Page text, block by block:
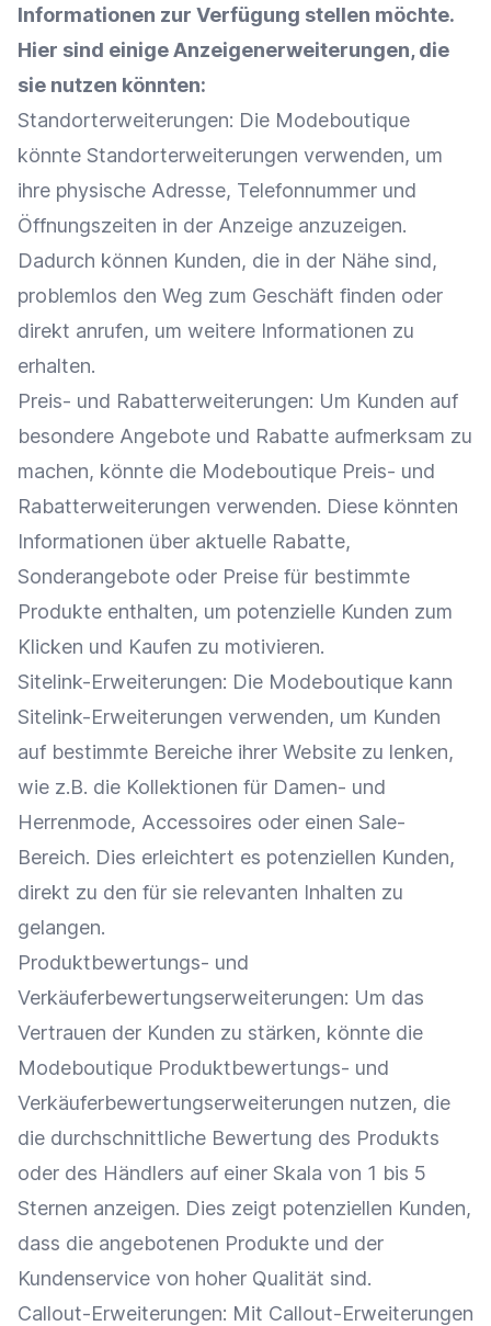
Informationen zur Verfügung stellen möchte.
Hier sind einige Anzeigenerweiterungen, die
sie nutzen könnten:
Standorterweiterungen: Die Modeboutique
könnte Standorterweiterungen verwenden, um
ihre physische Adresse, Telefonnummer und
Öffnungszeiten in der Anzeige anzuzeigen.
Dadurch können Kunden, die in der Nähe sind,
problemlos den Weg zum Geschäft finden oder
direkt anrufen, um weitere Informationen zu
erhalten.
Preis- und Rabatterweiterungen: Um Kunden auf
besondere Angebote und Rabatte aufmerksam zu
machen, könnte die Modeboutique Preis- und
Rabatterweiterungen verwenden. Diese könnten
Informationen über aktuelle Rabatte,
Sonderangebote oder Preise für bestimmte
Produkte enthalten, um potenzielle Kunden zum
Klicken und Kaufen zu motivieren.
Sitelink-Erweiterungen: Die Modeboutique kann
Sitelink-Erweiterungen verwenden, um Kunden
auf bestimmte Bereiche ihrer Website zu lenken,
wie z.B. die Kollektionen für Damen- und
Herrenmode, Accessoires oder einen Sale-
Bereich. Dies erleichtert es potenziellen Kunden,
direkt zu den für sie relevanten Inhalten zu
gelangen.
Produktbewertungs- und
Verkäuferbewertungserweiterungen: Um das
Vertrauen der Kunden zu stärken, könnte die
Modeboutique Produktbewertungs- und
Verkäuferbewertungserweiterungen nutzen, die
die durchschnittliche Bewertung des Produkts
oder des Händlers auf einer Skala von 1 bis 5
Sternen anzeigen. Dies zeigt potenziellen Kunden,
dass die angebotenen Produkte und der
Kundenservice von hoher Qualität sind.
Callout-Erweiterungen: Mit Callout-Erweiterungen